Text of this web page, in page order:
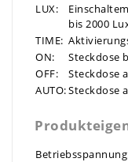
LUX:
bis 2000
TIME:
ON:
Steckdose
OFF:
Steckdose
AUTO:Steckdose